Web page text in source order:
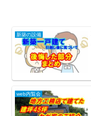
新築の設備
web内覧会